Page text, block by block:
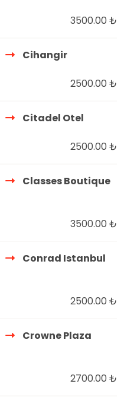
3500.00 ₺
Cihangir
2500.00 ₺
Citadel Otel
2500.00 ₺
Classes Boutique
3500.00 ₺
Conrad Istanbul
2500.00 ₺
Crowne Plaza
2700.00 ₺